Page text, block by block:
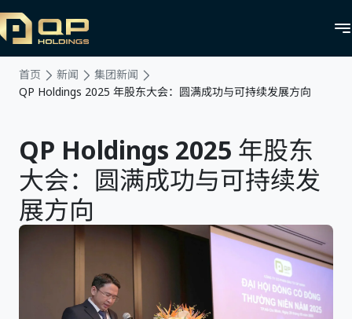
首页 新闻
集团新闻
QP Holdings 2025 年股东大会：圆满成功与可持续发展方向
QP Holdings 2025 年股东
大会：圆满成功与可持续发
展方向